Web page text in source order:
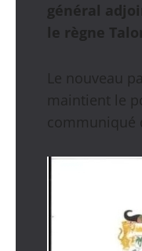
général
le règne
Le nouveau
maintient le
communiqué